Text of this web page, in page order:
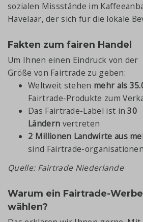
sozialen Missstände im
Havelaar, der sich für die lokale
Fakten zum fairen Handel
Um Ihnen einen Eindruck von der
Größe von Fairtrade zu geben:
Weltweit stehen mehr als
Fairtrade-Produkte zum
Das Fairtrade-Label ist in30
Ländern vertreten
2 Millionen Landwirte aus
sind Fairtrade-
Quelle: Fairtrade Niederlande
Warum ein Fairtrade-
wählen?